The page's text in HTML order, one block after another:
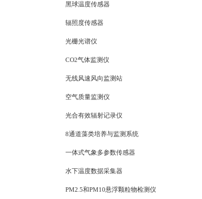
黑球温度传感器
辐照度传感器
光栅光谱仪
CO2气体监测仪
无线风速风向监测站
空气质量监测仪
光合有效辐射记录仪
8通道藻类培养与监测系统
一体式气象多参数传感器
水下温度数据采集器
PM2.5和PM10悬浮颗粒物检测仪